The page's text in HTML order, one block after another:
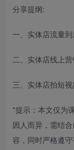
分享提纲:
一、实体店流量
二、实体店线上
三、实体店拍短
*提示：本文仅为
因人而异，需结
容，同时严格遵